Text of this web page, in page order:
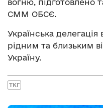
вогню, підготовлено
СММ ОБСЄ.
Українська
рідним та близьким
Україну.
ТКГ